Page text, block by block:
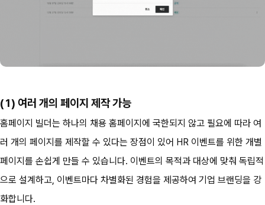
(1) 여러 개의 페이지 제작 가능
홈페이지 빌더는 하나의 채용 홈페이지에 국한되지 않고 필요에 따라 여
러 개의 페이지를 제작할 수 있다는 장점이 있어 HR 이벤트를 위한 개별
페이지를 손쉽게 만들 수 있습니다. 이벤트의 목적과 대상에 맞춰 독립적
으로 설계하고, 이벤트마다 차별화된 경험을 제공하여 기업 브랜딩을 강
화합니다.